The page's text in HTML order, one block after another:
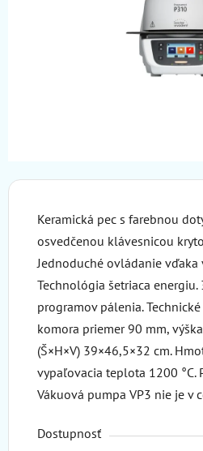
Keramická pec s farebnou
osvedčenou klávesnicou
Jednoduché ovládanie vďaka
Technológia šetriaca
programov pálenia.
komora priemer 90 mm,
(Š×H×V) 39×46,5×32 cm.
vypaľovacia teplota 1200 °C.
Vákuová pumpa VP3 nie je v
Dostupnosť